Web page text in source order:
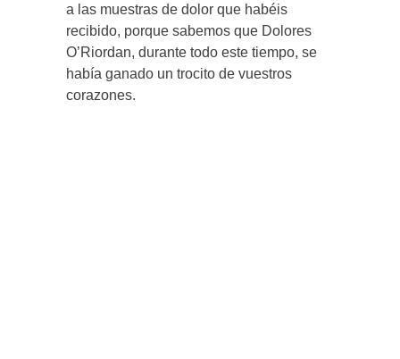
a las muestras de dolor que habéis
recibido, porque sabemos que Dolores
O’Riordan, durante todo este tiempo, se
había ganado un trocito de vuestros
corazones.